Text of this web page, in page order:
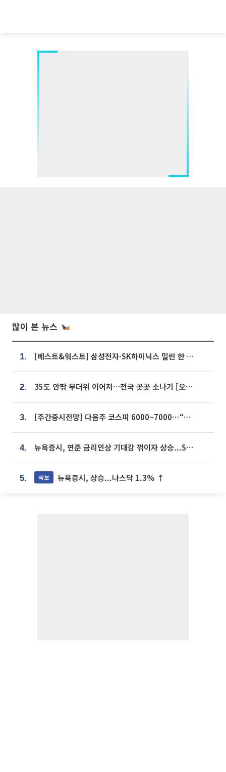
많이 본 뉴스
1. [베스트&워스트] 삼성전자·SK하이닉스 밀린 한 주…상상인증권은 85% 급등
2. 35도 안팎 무더위 이어져…전국 곳곳 소나기 [오늘 날씨]
3. [주간증시전망] 다음주 코스피 6000~7000⋯“外人 수급은 정책이 변수”
4. 뉴욕증시, 연준 금리인상 기대감 꺾이자 상승...S&P500 사상 최고치 [종합]
5. 속보 뉴욕증시, 상승...나스닥 1.3% ↑